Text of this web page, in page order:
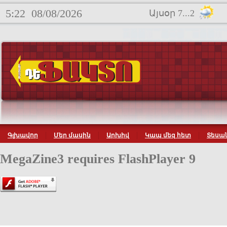
5:22 08/08/2026 Այսօր 7...2
Գլխավոր Մեր մասին Արխիվ Կապ մեզ հետ
MegaZine3 requires FlashPlayer 9